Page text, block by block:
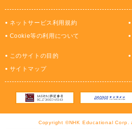
ネットサービス利用規約
Cookie等の利用について
このサイトの目的
サイトマップ
Copyright ©NHK Educational Corp.